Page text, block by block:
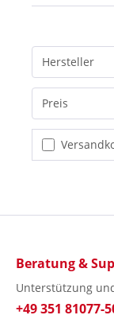
Hersteller
Preis
Filter
Beratung &
Unterstützung
+49 351 81077-